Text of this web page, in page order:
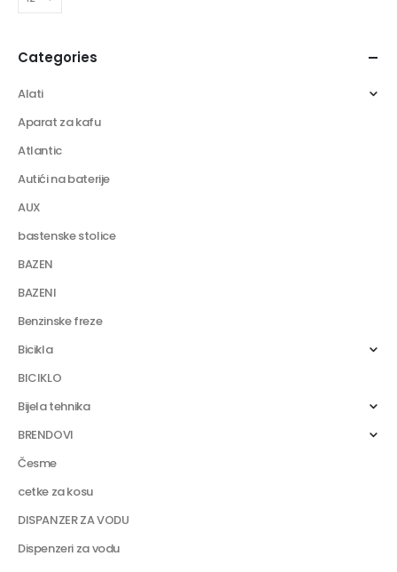
Categories
Alati
Aparat za kafu
Atlantic
Autići na baterije
AUX
bastenske stolice
BAZEN
BAZENI
Benzinske freze
Bicikla
BICIKLO
Bijela tehnika
BRENDOVI
Česme
cetke za kosu
DISPANZER ZA VODU
Dispenzeri za vodu